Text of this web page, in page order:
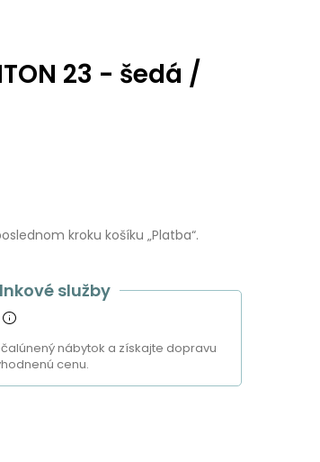
23 - šedá /
kroku košíku „Platba“.
služby
nábytok a získajte dopravu
cenu.